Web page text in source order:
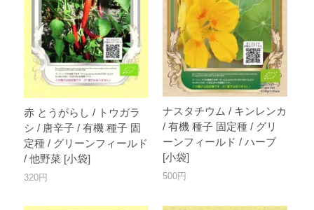
赤 とうがらし / トウガラ
シ / 唐辛子 / 有機 種子 固
定種 / グリーンフィールド
/ 他野菜 [小袋]
320円
ナスタチウム / キンレンカ
/ 有機 種子 固定種 / グリ
ーンフィールド / ハーブ
[小袋]
500円